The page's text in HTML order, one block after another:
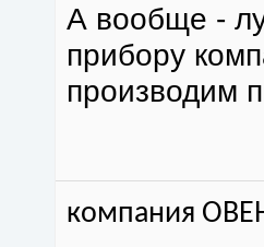
А вообще -
прибору
производим
компания